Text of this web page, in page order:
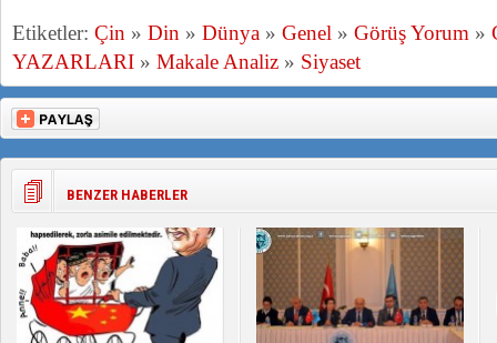
Etiketler: Çin » Din » Dünya » Genel » Görüş Yorum »
YAZARLARI » Makale Analiz » Siyaset
BENZER HABERLER